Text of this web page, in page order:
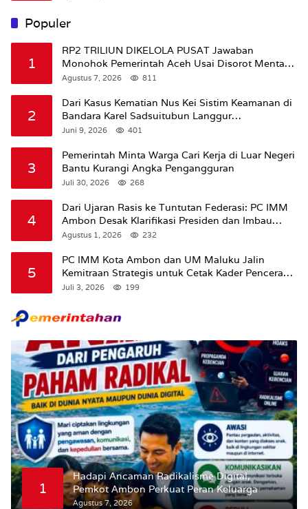
Populer
1
RP2 TRILIUN DIKELOLA PUSAT Jawaban
Monohok Pemerintah Aceh Usai Disorot Mentan
Amran Soal Dana Pertanian
Agustus 7, 2026 811
2
Dari Kasus Kematian Nus Kei Sistim Keamanan di
Bandara Karel Sadsuitubun Langgur
Dipertanyakan
Juni 9, 2026 401
3
Pemerintah Minta Warga Cari Kerja di Luar Negeri
Bantu Kurangi Angka Pengangguran
Juli 30, 2026 268
4
Dari Ujaran Rasis ke Tuntutan Federasi: PC IMM
Ambon Desak Klarifikasi Presiden dan Imbau
Tunda Pengibaran Bendera Merah Putih Di
Agustus 1, 2026 232
5
PC IMM Kota Ambon dan UM Maluku Jalin
Kemitraan Strategis untuk Cetak Kader Pencerah
Bangsa “Membangun Peradaban dari Kampus”
Juli 3, 2026 199
1
Hadapi Ancaman Radikalisme Digital,
Pemkot Ambon Perkuat Peran Keluarga
Agustus 7, 2026